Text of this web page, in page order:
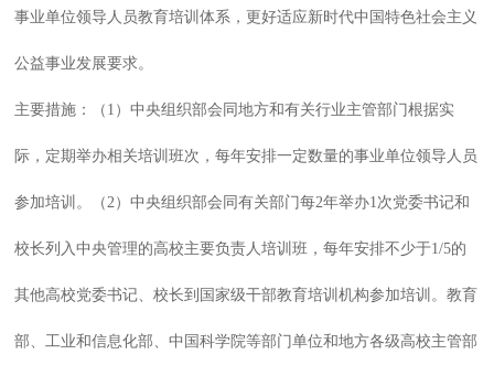
事业单位领导人员教育培训体系，更好适应新时代中国特色社会主义
公益事业发展要求。
主要措施：（1）中央组织部会同地方和有关行业主管部门根据实
际，定期举办相关培训班次，每年安排一定数量的事业单位领导人员
参加培训。（2）中央组织部会同有关部门每2年举办1次党委书记和
校长列入中央管理的高校主要负责人培训班，每年安排不少于1/5的
其他高校党委书记、校长到国家级干部教育培训机构参加培训。教育
部、工业和信息化部、中国科学院等部门单位和地方各级高校主管部